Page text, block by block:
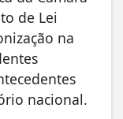
de Lei
na
nacional.